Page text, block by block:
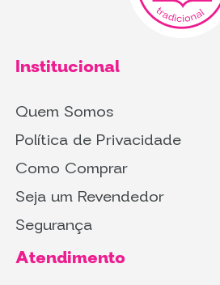
Institucional
Quem Somos
Política de Privacidade
Como Comprar
Seja um Revendedor
Segurança
Atendimento